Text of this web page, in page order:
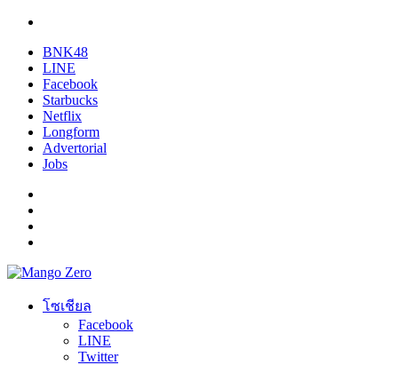
BNK48
LINE
Facebook
Starbucks
Netflix
Longform
Advertorial
Jobs
โซเชียล
Facebook
LINE
Twitter